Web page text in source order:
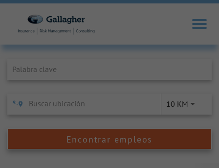
10 KM
Encontrar empleos